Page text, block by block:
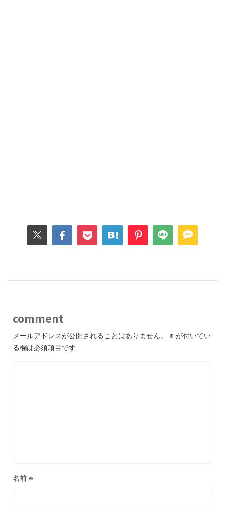
comment
メールアドレスが公開されることはありません。 ※ が付いてい
る欄は必須項目です
名前 ※